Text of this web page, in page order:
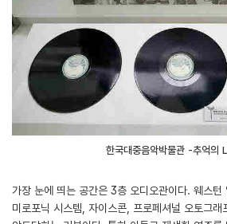
한국대중음악박물관 -추억의
가장 눈에 띄는 공간은 3층 오디오관이다. 웨스
미로포닉 시스템, 자이스콘, 프로페셔널 오토그래